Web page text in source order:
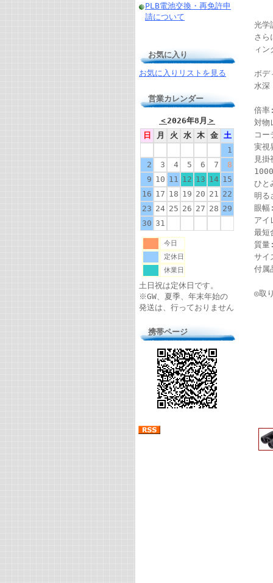
PLB電池交換・再免許申
請について
お気に入り
お気に入りリストを見る
営業カレンダー
＜2026年8月 ＞
日
月 火 水 木 金
土
1
2
3 4 5 6 7
8
9 10 11 12 13 14 15
16 17 18 19 20 21 22
23 24 25 26 27 28 29
30 31
今日
定休日
休業日
土日祝は定休日です。
※GW、夏季、年末年始の
発送は、行っておりません
携帯ページ
光学
さら
ィ
ボデ
水深
倍
対物
コー
実
見
ひ
明
眼
アイ
最
質
サイ
付属
◎取